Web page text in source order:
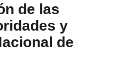
de las
y
de